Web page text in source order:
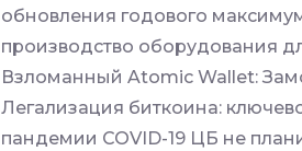
обновления годового
производство оборудования
Взломанный Atomic Wallet:
Легализация биткоина:
пандемии COVID-19 ЦБ не